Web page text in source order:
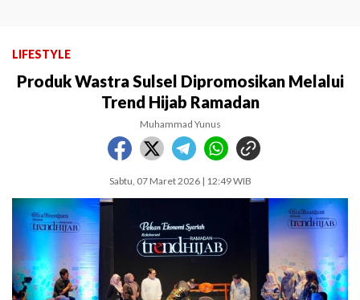
LIFESTYLE
Produk Wastra Sulsel Dipromosikan Melalui
Trend Hijab Ramadan
Muhammad Yunus
Sabtu, 07 Maret 2026 | 12:49 WIB